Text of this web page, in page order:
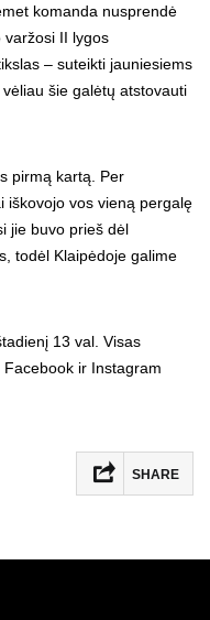
komanda nusprendė
varžosi II lygos
– suteikti jauniesiems
šie galėtų atstovauti
pirmą kartą. Per
iškovojo vos vieną pergalę
jie buvo prieš dėl
todėl Klaipėdoje galime
13 val. Visas
ir Instagram
SHARE